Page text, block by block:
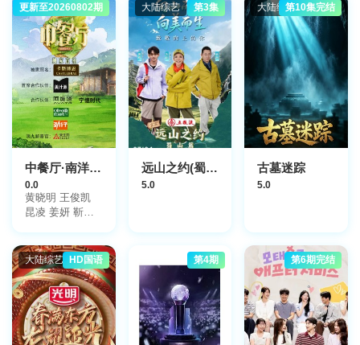
更新至20260802期
中餐厅·南洋拾光季独家直拍
0.0
黄晓明 王俊凯
昆凌 姜妍 靳梦
大陆综艺 第3集
远山之约(蜀山篇)
5.0
大陆综艺第10集完结
古墓迷踪
5.0
大陆综艺 HD国语 第4期 第6期完结